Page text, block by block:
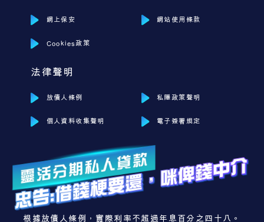
網上保安 網站使用條款
Cookies政策
法律聲明
放債人條例 私隱政策聲明
個人資料收集聲明 電子簽署規定
根據放債人條例，實際利率不超過年息百分之四十八。